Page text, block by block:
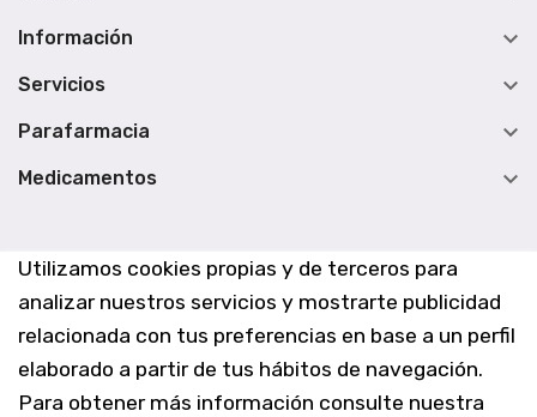
Utilizamos cookies propias y de terceros para
analizar nuestros servicios y mostrarte publicidad
relacionada con tus preferencias en base a un perfil
elaborado a partir de tus hábitos de navegación.
Para obtener más información consulte nuestra
Información 
Servicios 
Parafarmacia 
Medicamentos 